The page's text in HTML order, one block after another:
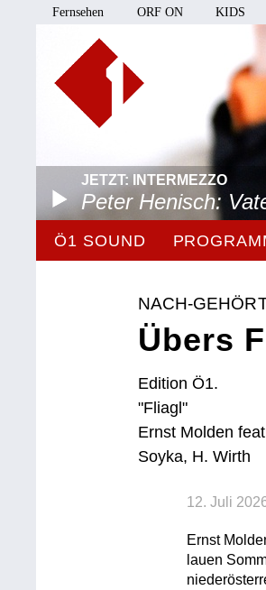
Fernsehen ORF ON KIDS
JETZT: INTERMEZZO
Peter Henisch:
Ö1 SOUND
NACH-
Übers
Edition Ö1.
"Fliagl"
Ernst Molden
Soyka, H. Wirth
12. Juli
Ernst
lauen